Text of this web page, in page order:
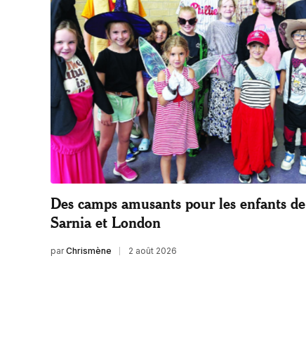
Des camps amusants pour les enfants de
Sarnia et London
par Chrismène 2 août 2026